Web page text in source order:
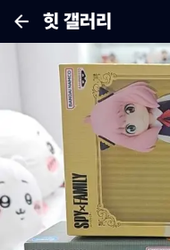
힛 갤러리